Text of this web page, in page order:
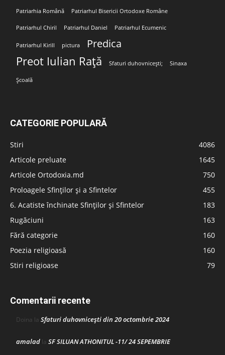
Patriarhia Română Patriarhul Bisericii Ortodoxe Române
Patriarhul Chiril Patriarhul Daniel Patriarhul Ecumenic
Patriarhul Kirill pictura Predica
Preot Iulian Rață Sfaturi duhovnicești; Sinaxa
Școală
CATEGORIE POPULARĂ
Stiri
4086
Articole preluate
1645
Articole Ortodoxia.md
750
Proloagele Sfinților și a Sfintelor
455
6. Acatiste închinate Sfinților și Sfintelor
183
Rugăciuni
163
Fără categorie
160
Poezia religioasă
160
Stiri religioase
79
Comentarii recente
Doina la Sfaturi duhovnicești din 20 octombrie 2024
amalad la SF SILUAN ATHONITUL -11/ 24 SEPEMBRIE